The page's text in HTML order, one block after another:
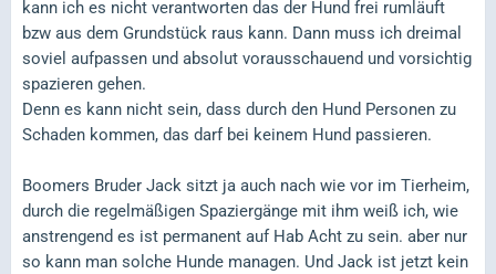
kann ich es nicht verantworten das der Hund frei rumläuft
bzw aus dem Grundstück raus kann. Dann muss ich dreimal
soviel aufpassen und absolut vorausschauend und vorsichtig
spazieren gehen.
Denn es kann nicht sein, dass durch den Hund Personen zu
Schaden kommen, das darf bei keinem Hund passieren.
Boomers Bruder Jack sitzt ja auch nach wie vor im Tierheim,
durch die regelmäßigen Spaziergänge mit ihm weiß ich, wie
anstrengend es ist permanent auf Hab Acht zu sein. aber nur
so kann man solche Hunde managen. Und Jack ist jetzt kein